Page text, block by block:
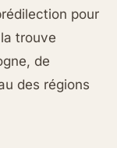
pour
trouve
de
des régions